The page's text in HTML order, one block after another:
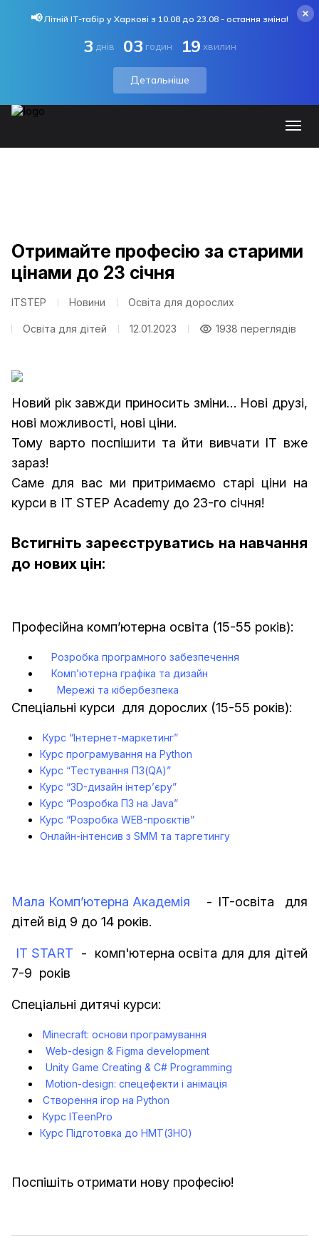
📢Літній IT-табір у Харкові з 10.08 до 23.08 - остання зміна!
3 днів 03 годин 19 хвилин
Детальніше
Отримайте професію за старими
цінами до 23 січня
ITSTEP Новини Освіта для дорослих
Освіта для дітей 12.01.2023 1938 переглядів
Новий рік завжди приносить зміни… Нові друзі,
нові можливості, нові ціни.
Тому варто поспішити та йти вивчати ІТ вже
зараз!
Саме для вас ми притримаємо старі ціни на
курси в IT STEP Academy до 23-го січня!
Встигніть зареєструватись на навчання
до нових цін:
Професійна комп’ютерна освіта (15-55 років):
Розробка програмного забезпечення
Комп’ютерна графіка та дизайн
Мережі та кібербезпека
Спеціальні курси для дорослих (15-55 років):
Курс “Інтернет-маркетинг”
Курс програмування на Python
Курс “Тестування ПЗ(QA)”
Курс “3D-дизайн інтер’єру”
Курс “Розробка ПЗ на Java”
Курс “Розробка WEB-проєктів”
Онлайн-інтенсив з SMM та таргетингу
Мала Комп’ютерна Академія - IT-освіта для
дітей від 9 до 14 років.
IT START - комп'ютерна освіта для для дітей
7-9 років
Спеціальні дитячі курси:
Minecraft: основи програмування
Web-design & Figma development
Unity Game Creating & C# Programming
Motion-design: спецефекти і анімація
Створення ігор на Python
Курс ITeenPro
Курс Підготовка до НМТ(ЗНО)
Поспішіть отримати нову професію!